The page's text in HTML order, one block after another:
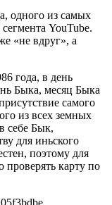
одного из самых
YouTube.
«не вдруг», а
года, в день
Быка, месяц Быка
самого
из всех земных
себе Бык,
для иньского
поэтому для
карту по